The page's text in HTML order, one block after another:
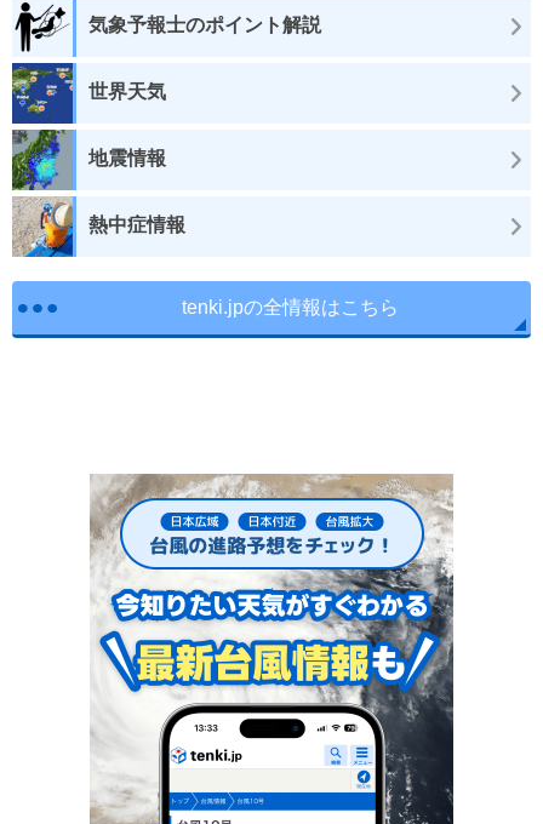
気象予報士のポイント解説
世界天気
地震情報
熱中症情報
tenki.jpの全情報はこちら